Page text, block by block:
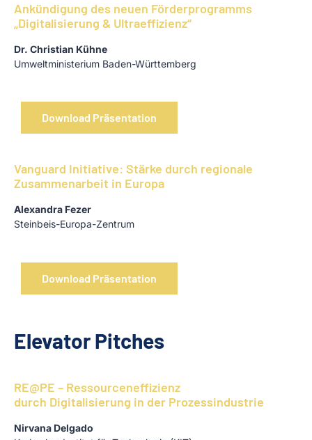
Ankündigung des neuen Förderprogramms
„Digitalisierung & Ultraeffizienz“
Dr. Christian Kühne
Umweltministerium Baden-Württemberg
Download Präsentation
Vanguard Initiative: Stärke durch regionale
Zusammenarbeit in Europa
Alexandra Fezer
Steinbeis-Europa-Zentrum
Download Präsentation
Elevator Pitches
RE@PE – Ressourceneffizienz
durch Digitalisierung in der Prozessindustrie
Nirvana Delgado